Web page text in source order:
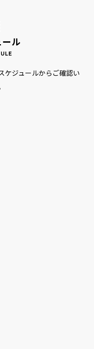
ール
ケジュールからご確認い